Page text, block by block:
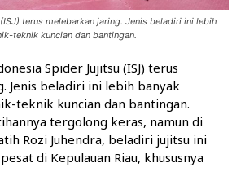
terus melebarkan jaring. Jenis beladiri ini lebih
teknik kuncian dan bantingan.
Spider Jujitsu (ISJ) terus
Jenis beladiri ini lebih banyak
teknik kuncian dan bantingan.
tergolong keras, namun di
Rozi Juhendra, beladiri jujitsu ini
di Kepulauan Riau, khususnya